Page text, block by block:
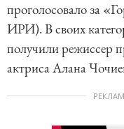
проголосовало за
ИРИ). В своих
получили режиссер
актриса Алана